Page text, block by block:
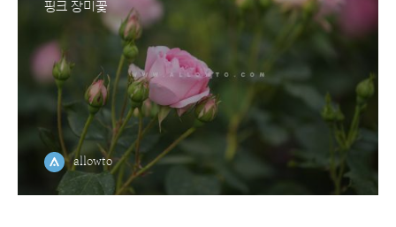
핑크 장미꽃
allowto